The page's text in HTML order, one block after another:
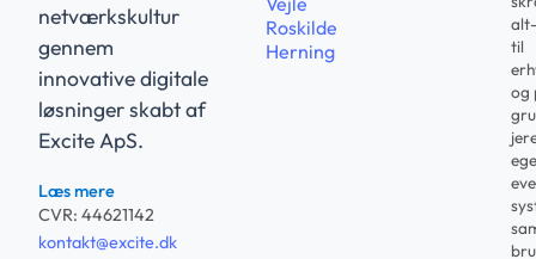
netværkskultur
gennem
innovative digitale
løsninger skabt af
Excite ApS.
Læs mere
CVR: 44621142
kontakt@excite.dk
Roskilde
Herning
til
og